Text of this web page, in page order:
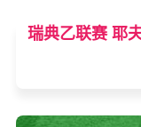
瑞典乙联赛 耶